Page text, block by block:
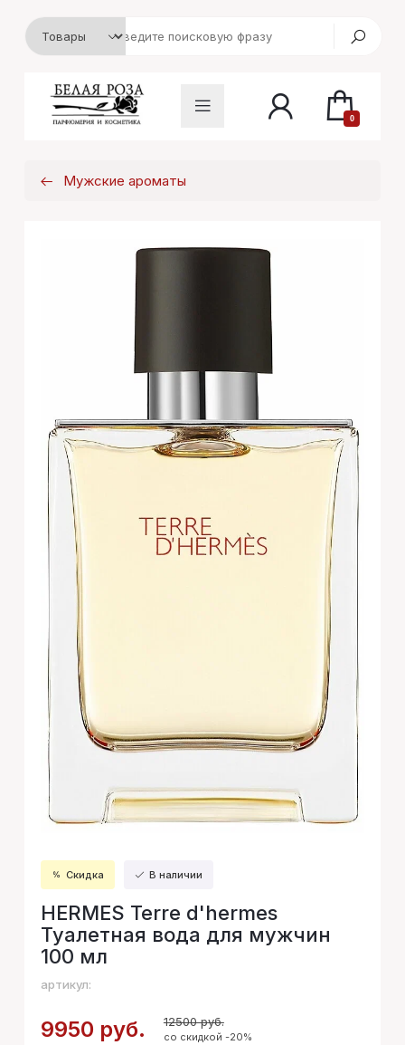
0
Мужские ароматы
Скидка В наличии
HERMES Terre d'hermes
Туалетная вода для мужчин
100 мл
артикул:
9950 руб. 12500 руб.
со скидкой -20%